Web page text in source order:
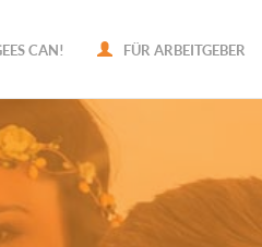
CAN! FÜR ARBEITGEBER